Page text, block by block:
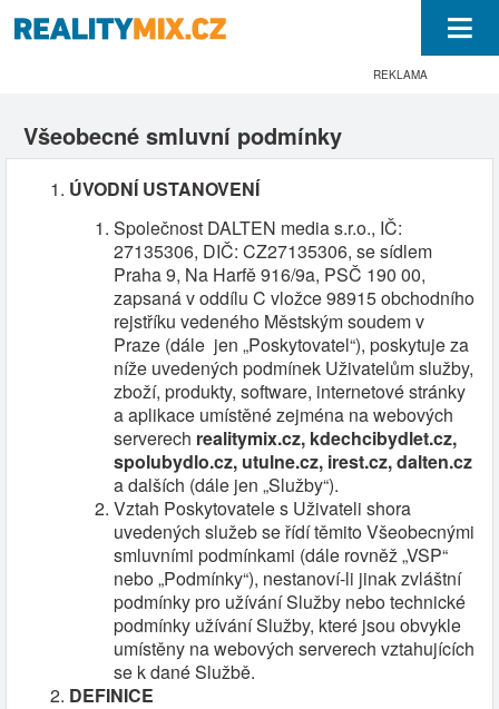
REKLAMA
Všeobecné smluvní podmínky
ÚVODNÍ USTANOVENÍ
Společnost DALTEN media s.r.o., IČ:
27135306, DIČ: CZ27135306, se sídlem
Praha 9, Na Harfě 916/9a, PSČ 190 00,
zapsaná v oddílu C vložce 98915 obchodního
rejstříku vedeného Městským soudem v
Praze (dále jen „Poskytovatel“), poskytuje za
níže uvedených podmínek Uživatelům služby,
zboží, produkty, software, internetové stránky
a aplikace umístěné zejména na webových
serverech realitymix.cz, kdechcibydlet.cz,
spolubydlo.cz, utulne.cz, irest.cz, dalten.cz
a dalších (dále jen „Služby“).
Vztah Poskytovatele s Uživateli shora
uvedených služeb se řídí těmito Všeobecnými
smluvními podmínkami (dále rovněž „VSP“
nebo „Podmínky“), nestanoví-li jinak zvláštní
podmínky pro užívání Služby nebo technické
podmínky užívání Služby, které jsou obvykle
umístěny na webových serverech vztahujících
se k dané Službě.
DEFINICE